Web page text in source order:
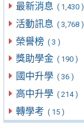
最新消息 ( 1,430 )
活動訊息 ( 3,768 )
榮譽榜 ( 3 )
獎助學金 ( 190 )
國中升學 ( 36 )
高中升學 ( 214 )
轉學考 ( 15 )